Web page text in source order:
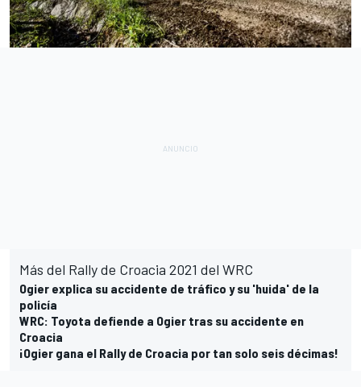
Más del Rally de Croacia 2021 del WRC
Ogier explica su accidente de tráfico y su 'huida' de la
policía
WRC: Toyota defiende a Ogier tras su accidente en
Croacia
¡Ogier gana el Rally de Croacia por tan solo seis décimas!